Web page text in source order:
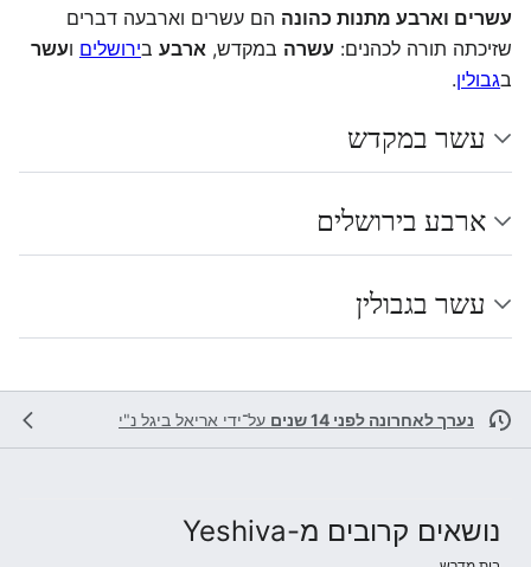
עשרים וארבע מתנות כהונה הם עשרים וארבעה דברים
שזיכתה תורה לכהנים: עשרה במקדש, ארבע בירושלים ועשר
בגבולין.
עשר במקדש
ארבע בירושלים
עשר בגבולין
נערך לאחרונה לפני 14 שנים על־ידי אריאל ביגל נ"י
נושאים קרובים מ-Yeshiva